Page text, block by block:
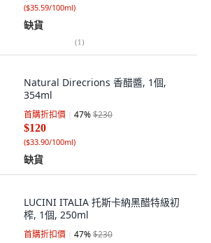
($35.59/100ml)
缺貨
(1)
Natural Direcrions 香醋醬, 1個,
354ml
首購折扣價 47%$230
$120
($33.90/100ml)
缺貨
LUCINI ITALIA 托斯卡納黑醋特級初
榨, 1個, 250ml
首購折扣價 47%$230